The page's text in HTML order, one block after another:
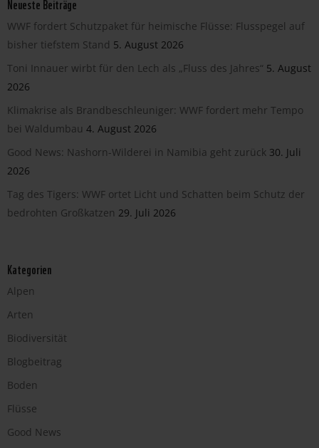
WWF fordert Schutzpaket für heimische Flüsse: Flusspegel auf
bisher tiefstem Stand 5. August 2026
Toni Innauer wirbt für den Lech als „Fluss des Jahres“ 5. August
2026
Klimakrise als Brandbeschleuniger: WWF fordert mehr Tempo
bei Waldumbau 4. August 2026
Good News: Nashorn-Wilderei in Namibia geht zurück 30. Juli
2026
Tag des Tigers: WWF ortet Licht und Schatten beim Schutz der
bedrohten Großkatzen 29. Juli 2026
Kategorien
Alpen
Arten
Biodiversität
Blogbeitrag
Boden
Flüsse
Good News